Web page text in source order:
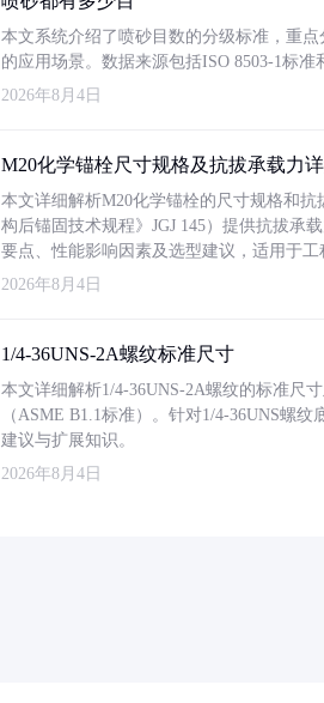
本文系统介绍了喷砂目数的分级标准，重
的应用场景。数据来源包括ISO 8503-1标
2026年8月4日
M20化学锚栓尺寸规格及抗拔承载力
本文详细解析M20化学锚栓的尺寸规格和
构后锚固技术规程》JGJ 145）提供抗拔承
要点、性能影响因素及选型建议，适用于工
2026年8月4日
1/4-36UNS-2A螺纹标准尺寸
本文详细解析1/4-36UNS-2A螺纹的标准尺
（ASME B1.1标准）。针对1/4-36UNS螺
建议与扩展知识。
2026年8月4日